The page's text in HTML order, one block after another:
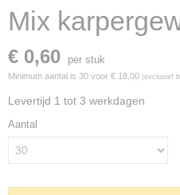
Mix
€ 0,60 per stuk
Minimum aantal is 30 voor € 18,00 (exclusief
Levertijd 1 tot 3 werkdagen
Aantal